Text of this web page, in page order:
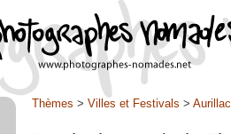
Thèmes > Villes et Festivals >